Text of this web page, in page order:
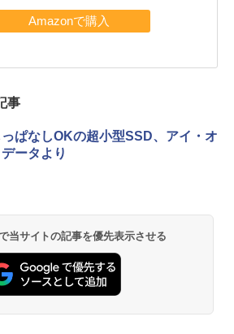
事
ぱなしOKの超小型SSD、アイ・オ
ータより
当サイトの記事を優先表示させる